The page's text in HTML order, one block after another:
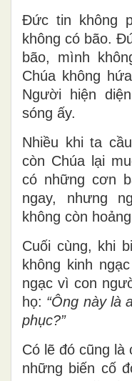
Đức tin không
không có bão.
bão, mình
Chúa không
Người hiện
sóng ấy.
Nhiều khi ta
còn Chúa lại
có những cơn
ngay, nhưng
không còn
Cuối cùng, khi
không kinh
ngạc vì con
họ: “Ông này là
phục?”
Có lẽ đó cũng là
những biến cố